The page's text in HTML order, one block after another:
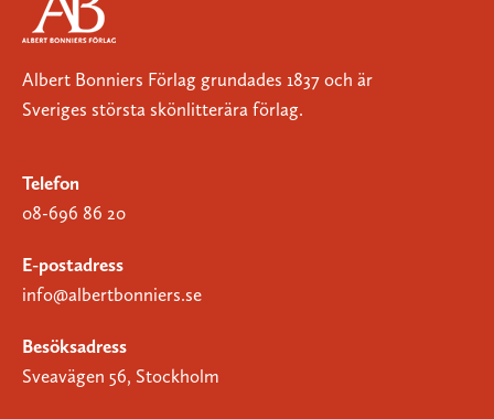
Albert Bonniers Förlag grundades 1837 och är
Sveriges största skönlitterära förlag.
Telefon
08-696 86 20
E-postadress
info@albertbonniers.se
Besöksadress
Sveavägen 56, Stockholm